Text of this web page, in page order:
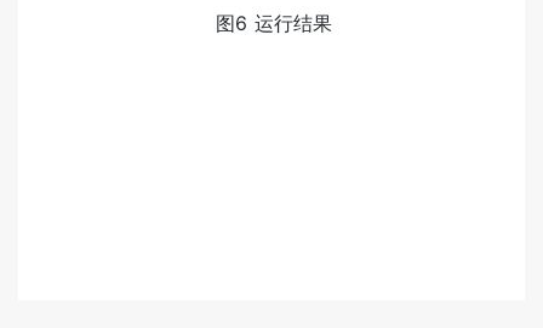
图6 运行结果